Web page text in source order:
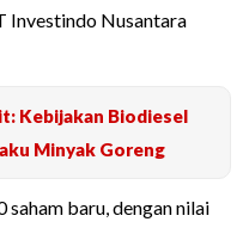
Investindo Nusantara
Kebijakan Biodiesel
Minyak Goreng
saham baru, dengan nilai